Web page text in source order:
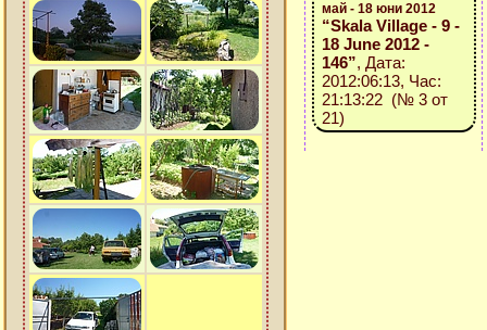
май - 18 юни 2012
“Skala Village - 9 -
18 June 2012 -
146”, Дата:
2012:06:13, Час:
21:13:22 (№ 3 от
21)